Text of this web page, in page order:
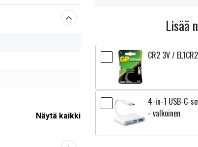
Näytä kaikki
Lisää
CR2 3V /
4-in-1 USB-C-
- valkoinen